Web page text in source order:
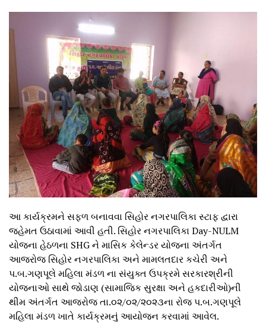
આ કાર્યક્રમને સફળ બનાવવા સિહોર નગરપાલિકા સ્ટાફ દ્વારા
જહેમત ઉઠાવામાં આવી હતી. સિહોર નગરપાલિકા Day-NULM
યોજના હેઠળના SHG ને માસિક કેલેન્ડર યોજના અંતર્ગત
આજરોજ સિહોર નગરપાલિકા અને મામલતદાર કચેરી અને
પ.બ.ગણપૂલે મહિલા મંડળ ના સંયુક્ત ઉપક્રમે સરકારશ્રીની
યોજનાઓ સાથે જોડાણ (સામાજિક સુરક્ષા અને હકદારીઓ)ની
થીમ અંતર્ગત આજરોજ તા.૦૨/૦૨/૨૦૨૩ના રોજ પ.બ.ગણપૂલે
મહિલા મંડળ ખાતે કાર્યક્રમનું આયોજન કરવામાં આવેલ.